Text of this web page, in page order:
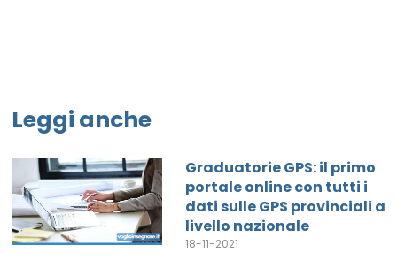
Leggi anche
Graduatorie GPS: il primo
portale online con tutti i
dati sulle GPS provinciali a
livello nazionale
18-11-2021